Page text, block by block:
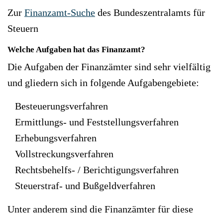
Zur Finanzamt-Suche des Bundeszentralamts für
Steuern
Welche Aufgaben hat das Finanzamt?
Die Aufgaben der Finanzämter sind sehr vielfältig
und gliedern sich in folgende Aufgabengebiete:
Besteuerungsverfahren
Ermittlungs- und Feststellungsverfahren
Erhebungsverfahren
Vollstreckungsverfahren
Rechtsbehelfs- / Berichtigungsverfahren
Steuerstraf- und Bußgeldverfahren
Unter anderem sind die Finanzämter für diese